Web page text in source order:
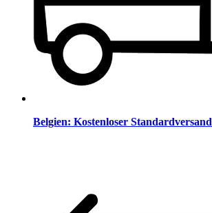
Belgien: Kostenloser Standardversand